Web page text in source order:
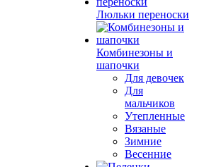
Люльки переноски
Комбинезоны и
шапочки
Для девочек
Для
мальчиков
Утепленные
Вязаные
Зимние
Весенние